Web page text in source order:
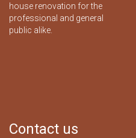
house renovation for the
professional and general
public alike.
Contact us